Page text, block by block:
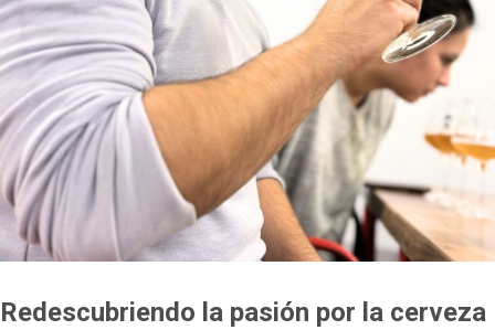
Redescubriendo la pasión por la cerveza